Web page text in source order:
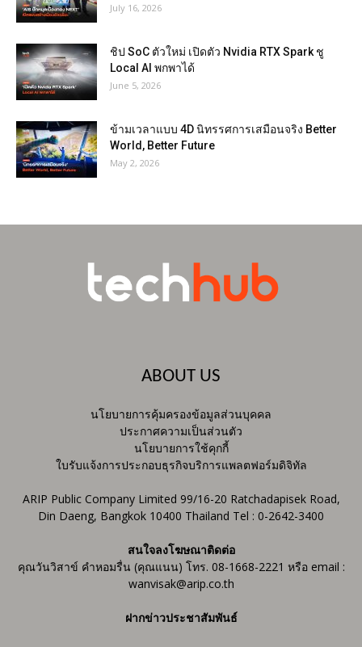
July 16, 2026
ชิป SoC ตัวใหม่ เปิดตัว Nvidia RTX Spark ชู
Local AI พกพาได้
June 5, 2026
ข้ามเวลาแบบ 4D นิทรรศการเสมือนจริง Better
World, Better Future
May 2, 2026
ABOUT US
นโยบายการคุ้มครองข้อมูลส่วนบุคคล
ประกาศความเป็นส่วนตัว
นโยบายการใช้คุกกี้
ใบรับแจ้งการประกอบธุรกิจบริการแพลตฟอร์มดิจิทัล
ARIP Public Company Limited 99/16-20 Ratchadapisek Road,
Din Daeng, Bangkok 10400 Thailand Tel : 0-2642-3400
สนใจลงโฆษณาติดต่อ
คุณวันวิสาข์ คำหอมรื่น (คุณแนน) โทร. 08-1668-2221 หรือ email :
wanvisak@arip.co.th
ฝากข่าวประชาสัมพันธ์